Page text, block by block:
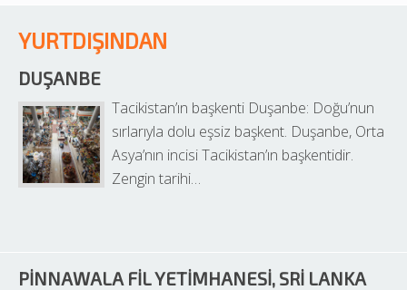
YURTDIŞINDAN
DUŞANBE
Tacikistan’ın başkenti Duşanbe: Doğu’nun
sırlarıyla dolu eşsiz başkent. Duşanbe, Orta
Asya’nın incisi Tacikistan’ın başkentidir.
Zengin tarihi…
PINNAWALA FIL YETIMHANESI, SRI LANKA